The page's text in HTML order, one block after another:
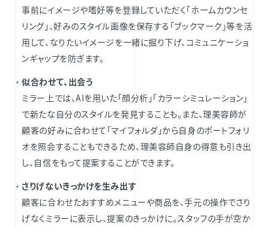
事前にイメージや嗜好等を登録していただく「ホームカウンセ
リング」、好みのスタイル画像を保存する「ブックマーク」等を活
用して、なりたいイメージを一緒に掘り下げ、コミュニケーショ
ンギャップを防ぎます。
似合わせて、出会う
ミラー上では、AIを用いた「顔分析」「カラーシミュレーション」
で新たな自分のスタイルを発見することも。また、理美容師が
顧客の好みに合わせて「マイフォルダ」から自身のポートフォリ
オを照会することもできるため、理美容師自身の得意も引き出
し、自信をもって提案することができます。
さりげないきっかけを生み出す
顧客に合わせたおすすめメニューや商品を、手元の操作でさり
げなくミラーに表示し、提案のきっかけに。スタッフの手が空か